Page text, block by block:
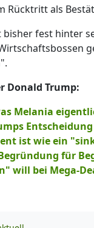
Rücktritt als
fest hinter
Donald Trump:
Melania
Entscheidung
ist wie ein
für
will bei Mega-